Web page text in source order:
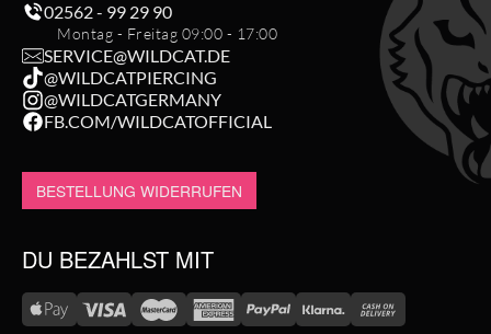
02562 - 99 29 90
Montag - Freitag 09:00 - 17:00
SERVICE@WILDCAT.DE
@WILDCATPIERCING
@WILDCATGERMANY
FB.COM/WILDCATOFFICIAL
BESTELLUNG WIDERRUFEN
DU BEZAHLST MIT